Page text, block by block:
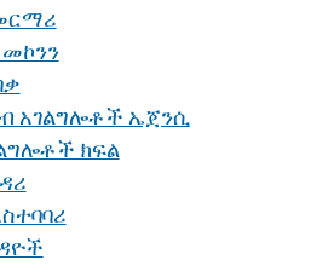
አገልግሎቶች ኤጀንሲ
ክፍል